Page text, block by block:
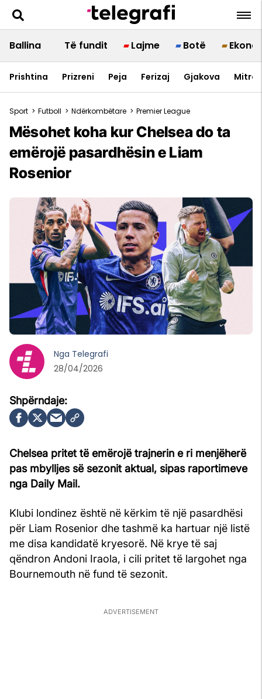
Ballina Të fundit Lajme Botë
Prishtina Prizreni Peja Ferizaj Gjakova
Sport > Futboll > Ndërkombëtare > Premier League
Mësohet koha kur Chelsea do ta
emërojë pasardhësin e Liam
Rosenior
Chelsea pritet të emërojë trajnerin e ri menjëherë
pas mbylljes së sezonit aktual, sipas raportimeve
nga Daily Mail.
Klubi londinez është në kërkim të një pasardhësi
për Liam Rosenior dhe tashmë ka hartuar një listë
me disa kandidatë kryesorë. Në krye të saj
qëndron Andoni Iraola, i cili pritet të largohet nga
Bournemouth në fund të sezonit.
Nga Telegrafi
28/04/2026